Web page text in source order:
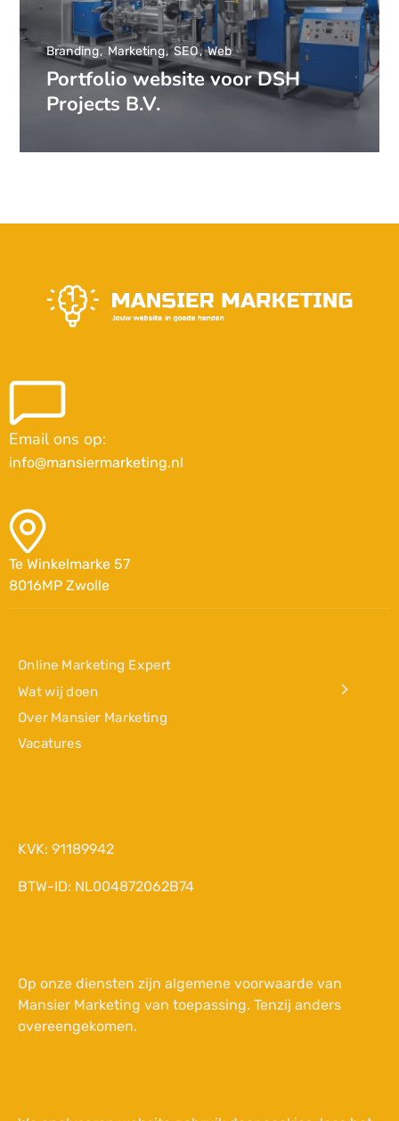
Portfolio website voor DSH
Projects B.V.
Branding Marketing SEO Web
Email ons op:
info@mansiermarketing.nl
Te Winkelmarke 57
8016MP Zwolle
Online Marketing Expert
Wat wij doen
Over Mansier Marketing
Vacatures
KVK: 91189942
BTW-ID: NL004872062B74
Op onze diensten zijn algemene voorwaarde van
Mansier Marketing van toepassing. Tenzij anders
overeengekomen.